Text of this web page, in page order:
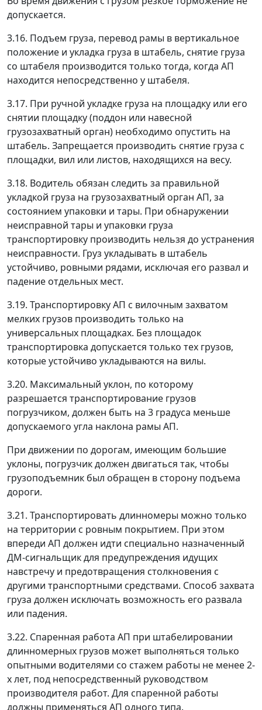
допускается.
3.16. Подъем груза, перевод рамы в вертикальное
положение и укладка груза в штабель, снятие груза
со штабеля производится только тогда, когда АП
находится непосредственно у штабеля.
3.17. При ручной укладке груза на площадку или его
снятии площадку (поддон или навесной
грузозахватный орган) необходимо опустить на
штабель. Запрещается производить снятие груза с
площадки, вил или листов, находящихся на весу.
3.18. Водитель обязан следить за правильной
укладкой груза на грузозахватный орган АП, за
состоянием упаковки и тары. При обнаружении
неисправной тары и упаковки груза
транспортировку производить нельзя до устранения
неисправности. Груз укладывать в штабель
устойчиво, ровными рядами, исключая его развал и
падение отдельных мест.
3.19. Транспортировку АП с вилочным захватом
мелких грузов производить только на
универсальных площадках. Без площадок
транспортировка допускается только тех грузов,
которые устойчиво укладываются на вилы.
3.20. Максимальный уклон, по которому
разрешается транспортирование грузов
погрузчиком, должен быть на 3 градуса меньше
допускаемого угла наклона рамы АП.
При движении по дорогам, имеющим большие
уклоны, погрузчик должен двигаться так, чтобы
грузоподъемник был обращен в сторону подъема
дороги.
3.21. Транспортировать длинномеры можно только
на территории с ровным покрытием. При этом
впереди АП должен идти специально назначенный
ДМ-сигнальщик для предупреждения идущих
навстречу и предотвращения столкновения с
другими транспортными средствами. Способ захвата
груза должен исключать возможность его развала
или падения.
3.22. Спаренная работа АП при штабелировании
длинномерных грузов может выполняться только
опытными водителями со стажем работы не менее 2-
х лет, под непосредственный руководством
производителя работ. Для спаренной работы
должны применяться АП одного типа.